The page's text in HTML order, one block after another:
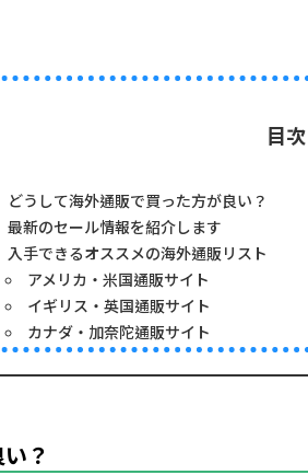
目次
どうして海外通販で買った方が良い？
最新のセール情報を紹介します
入手できるオススメの海外通販リスト
アメリカ・米国通販サイト
イギリス・英国通販サイト
カナダ・加奈陀通販サイト
？